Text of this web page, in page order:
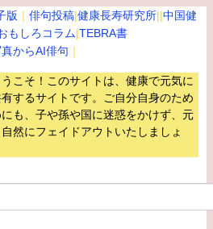
版 ｜ 俳句投稿|健康長寿研究所||中国健
もしろコラム|TEBRA書
からAI俳句 ｜
こそ！このサイトは、健康で元気に
するサイトです。 ご自分自身のため
も、子や孫や国に迷惑をかけず、元
然にフェイドアウトいたしましょ